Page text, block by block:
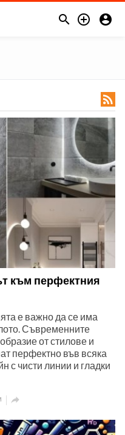
  

към перфектния
е важно да се има
Съвременните
от стилове и
перфектно във всяка
с чисти линии и гладки
